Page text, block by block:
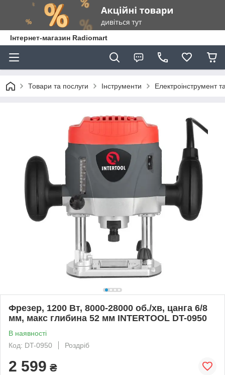
Інтернет-магазин Radiomart
Товари та послуги Інструменти Електроінструмент
Фрезер, 1200 Вт, 8000-28000 об./хв, цанга 6/8
мм, макс глибина 52 мм INTERTOOL DT-0950
В наявності
Код: DT-0950
Роздріб
2 599 ₴